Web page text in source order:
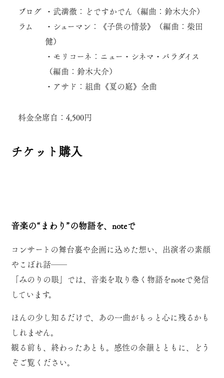
プログ
ラム
・武満徹：どですかでん（編曲：鈴木大介）
・シューマン：《子供の情景》（編曲：柴田
健）
・モリコーネ：ニュー・シネマ・パラダイス
（編曲：鈴木大介）
・アサド：組曲《夏の庭》全曲
料金全席自：4,500円
チケット購入
音楽の“まわり”の物語を、noteで
コンサートの舞台裏や企画に込めた想い、出演者の素顔
やこぼれ話──
「みのりの眼」では、音楽を取り巻く物語をnoteで発信
しています。
ほんの少し知るだけで、あの一曲がもっと心に残るかも
しれません。
観る前も、終わったあとも。感性の余韻とともに、どう
ぞご覧ください。